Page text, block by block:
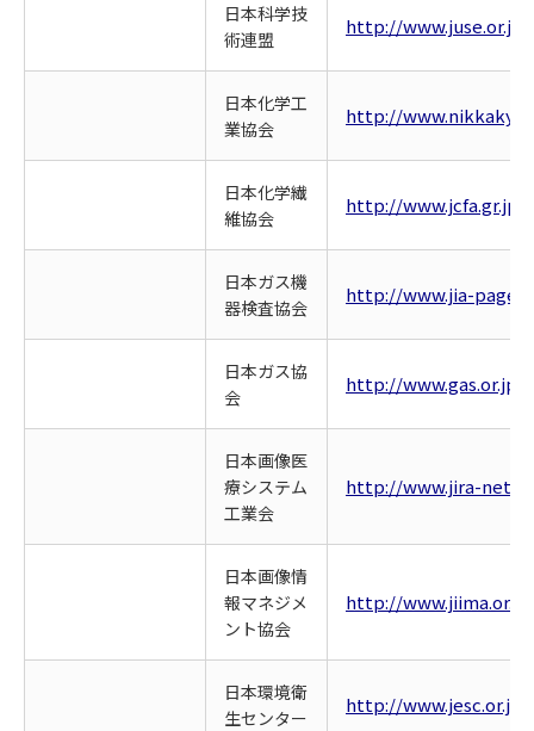
日本科学技
術連盟
http://www.juse.or.jp/
日本化学工
業協会
http://
日本化学繊
維協会
http://www.jcfa.gr.jp/
日本ガス機
器検査協会
http://www.jia-
日本ガス協
会
http://www.gas.or.jp/
日本画像医
療システム
工業会
http://www.jira-
日本画像情
報マネジメ
ント協会
http://
日本環境衛
生センター
http://www.jesc.or.jp/